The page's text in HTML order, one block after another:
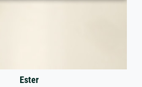
Ester